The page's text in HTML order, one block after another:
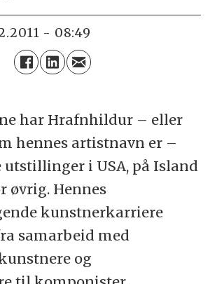
- 08:49
har Hrafnhildur – eller
hennes artistnavn er –
i USA, på Island
øvrig. Hennes
kunstnerkarriere
samarbeid med
og